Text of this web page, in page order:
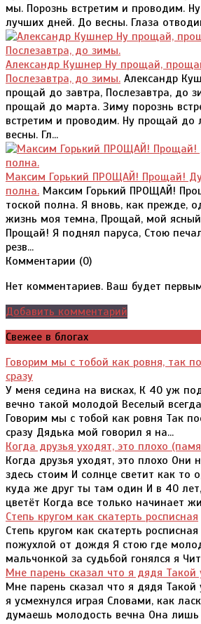
мы. Порознь встретим и проводим.
лучших дней. До весны. Глаза
Александр Кушнер Ну прощай,
Послезавтра, до зимы. Александр
прощай до завтра, Послезавтра, до
прощай до марта. Зиму порознь
встретим и проводим. Ну прощай до
весны. Гл...
Максим Горький ПРОЩАЙ! Прощай!
полна. Максим Горький ПРОЩАЙ!
тоской полна. Я вновь, как прежде,
жизнь моя темна, Прощай, мой
Прощай! Я поднял паруса, Стою
резв...
Комментарии (0)
Нет комментариев. Ваш будет
Добавить комментарий
Свежее в блогах
Говорим мы с тобой как ровня, так
сразу
У меня седина на висках, К 40 уж
вечно такой молодой Веселый
Говорим мы с тобой как ровня Так
сразу Дядька мой говорил я на...
Когда друзья уходят, это плохо
Когда друзья уходят, это плохо Они
здесь стоим И солнце светит как то
куда же друг ты там один И в 40
цветёт Когда все только начинает
Степь кругом как скатерть росписная
Степь кругом как скатерть
пожухлой от дождя Я стою где
мальчонкой за судьбой гонялся я
Мне парень сказал что я дядя Такой
Мне парень сказал что я дядя Такой
я усмехнулся играя Словами, как
думаешь молодость вечна Она лишь